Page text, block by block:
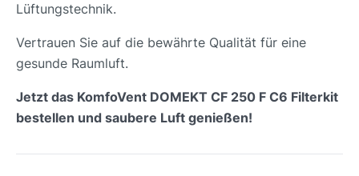
Lüftungstechnik.
Vertrauen Sie auf die bewährte Qualität für eine
gesunde Raumluft.
Jetzt das KomfoVent DOMEKT CF 250 F C6 Filterkit
bestellen und saubere Luft genießen!